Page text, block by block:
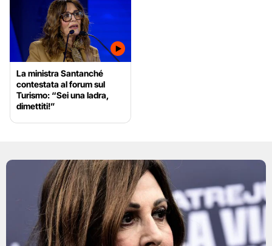
La ministra Santanché
contestata al forum sul
Turismo: “Sei una ladra,
dimettiti!”